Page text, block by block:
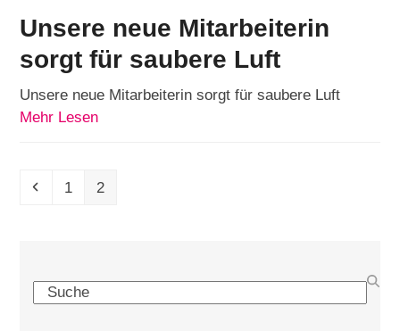
Unsere neue Mitarbeiterin
sorgt für saubere Luft
Unsere neue Mitarbeiterin sorgt für saubere Luft
Mehr Lesen
Vorheriger
Seite
1 Seite
2
Search